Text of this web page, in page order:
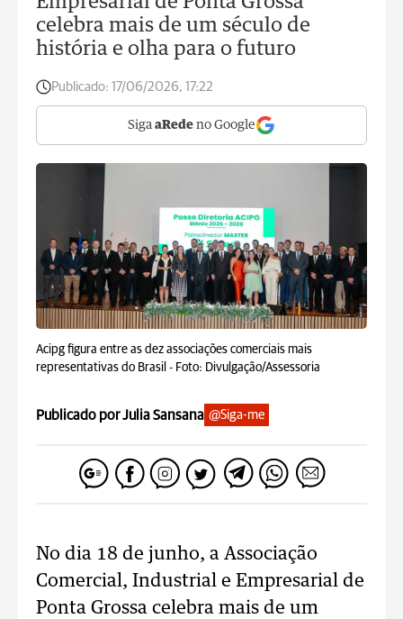
celebra mais de um século de
história e olha para o futuro
Publicado: 17/06/2026, 17:22
Siga aRede no Google
Acipg figura entre as dez associações comerciais mais
representativas do Brasil - Foto: Divulgação/Assessoria
Publicado por Julia Sansana @Siga-me
No dia 18 de junho, a Associação
Comercial, Industrial e Empresarial de
Ponta Grossa celebra mais de um